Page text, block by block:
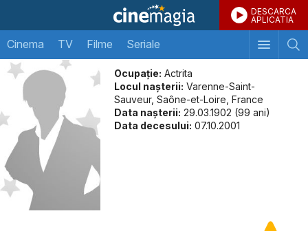
DESCARCA
APLICATIA
Cinema TV Filme Seriale
Ocupație: Actrita
Locul naşterii: Varenne-Saint-
Sauveur, Saône-et-Loire, France
Data naşterii: 29.03.1902 (99 ani)
Data decesului: 07.10.2001